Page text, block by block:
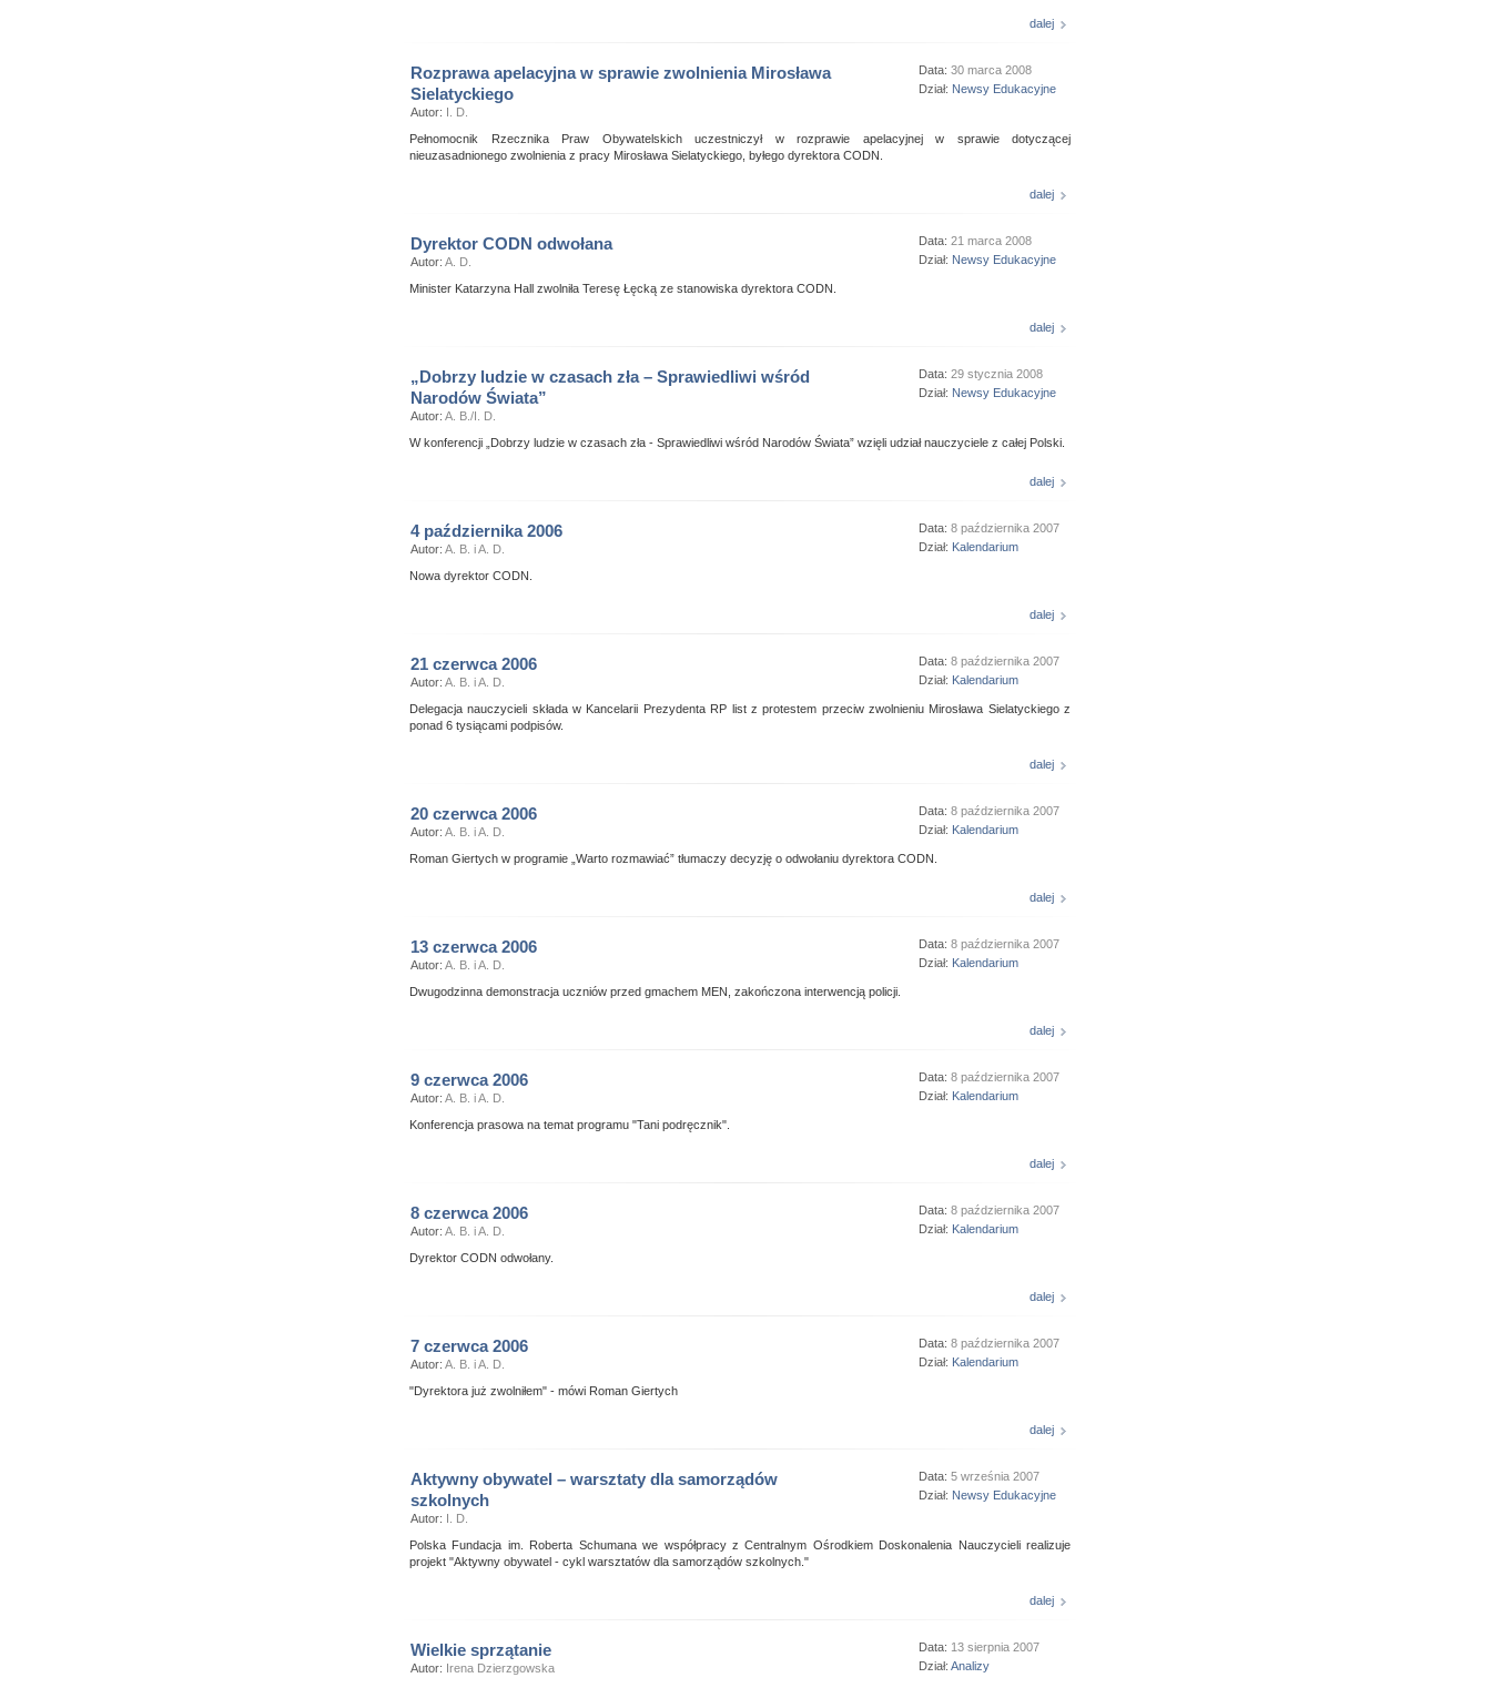
dalej
Rozprawa apelacyjna w sprawie zwolnienia Mirosława
Sielatyckiego
Data: 30 marca 2008
Dział: Newsy Edukacyjne
Autor: I. D.
Pełnomocnik Rzecznika Praw Obywatelskich uczestniczył w rozprawie apelacyjnej w sprawie dotyczącej
nieuzasadnionego zwolnienia z pracy Mirosława Sielatyckiego, byłego dyrektora CODN.
dalej
Dyrektor CODN odwołana Data: 21 marca 2008
Dział: Newsy Edukacyjne
Autor: A. D.
Minister Katarzyna Hall zwolniła Teresę Łęcką ze stanowiska dyrektora CODN.
dalej
„Dobrzy ludzie w czasach zła – Sprawiedliwi wśród
Narodów Świata”
Data: 29 stycznia 2008
Dział: Newsy Edukacyjne
Autor: A. B./I. D.
W konferencji „Dobrzy ludzie w czasach zła - Sprawiedliwi wśród Narodów Świata” wzięli udział nauczyciele z całej Polski.
dalej
4 października 2006 Data: 8 października 2007
Dział: Kalendarium
Autor: A. B. i A. D.
Nowa dyrektor CODN.
dalej
21 czerwca 2006 Data: 8 października 2007
Dział: Kalendarium
Autor: A. B. i A. D.
Delegacja nauczycieli składa w Kancelarii Prezydenta RP list z protestem przeciw zwolnieniu Mirosława Sielatyckiego z
ponad 6 tysiącami podpisów.
dalej
20 czerwca 2006 Data: 8 października 2007
Dział: Kalendarium
Autor: A. B. i A. D.
Roman Giertych w programie „Warto rozmawiać” tłumaczy decyzję o odwołaniu dyrektora CODN.
dalej
13 czerwca 2006 Data: 8 października 2007
Dział: Kalendarium
Autor: A. B. i A. D.
Dwugodzinna demonstracja uczniów przed gmachem MEN, zakończona interwencją policji.
dalej
9 czerwca 2006 Data: 8 października 2007
Dział: Kalendarium
Autor: A. B. i A. D.
Konferencja prasowa na temat programu "Tani podręcznik".
dalej
8 czerwca 2006 Data: 8 października 2007
Dział: Kalendarium
Autor: A. B. i A. D.
Dyrektor CODN odwołany.
dalej
7 czerwca 2006 Data: 8 października 2007
Dział: Kalendarium
Autor: A. B. i A. D.
"Dyrektora już zwolniłem" - mówi Roman Giertych
dalej
Aktywny obywatel – warsztaty dla samorządów
szkolnych
Data: 5 września 2007
Dział: Newsy Edukacyjne
Autor: I. D.
Polska Fundacja im. Roberta Schumana we współpracy z Centralnym Ośrodkiem Doskonalenia Nauczycieli realizuje
projekt "Aktywny obywatel - cykl warsztatów dla samorządów szkolnych."
dalej
Wielkie sprzątanie Data: 13 sierpnia 2007
Dział: Analizy
Autor: Irena Dzierzgowska